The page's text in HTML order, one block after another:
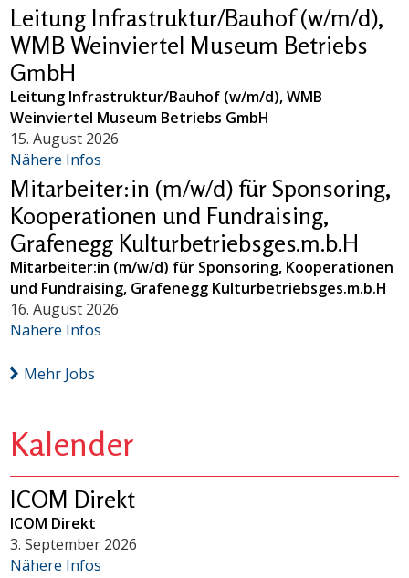
Leitung Infrastruktur/Bauhof (w/m/d),
WMB Weinviertel Museum Betriebs
GmbH
Leitung Infrastruktur/Bauhof (w/m/d), WMB
Weinviertel Museum Betriebs GmbH
15. August 2026
Nähere Infos
Mitarbeiter:in (m/w/d) für Sponsoring,
Kooperationen und Fundraising,
Grafenegg Kulturbetriebsges.m.b.H
Mitarbeiter:in (m/w/d) für Sponsoring, Kooperationen
und Fundraising, Grafenegg Kulturbetriebsges.m.b.H
16. August 2026
Nähere Infos
Mehr Jobs
Kalender
ICOM Direkt
ICOM Direkt
3. September 2026
Nähere Infos